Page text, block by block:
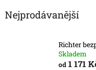
Nejprodávanější
Richter
Skladem
od 1 171